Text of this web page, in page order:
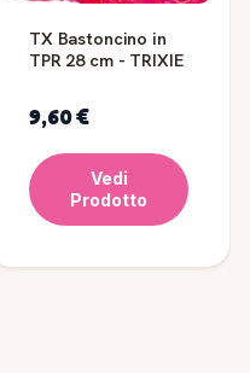
TX Bastoncino in
TPR 28 cm - TRIXIE
9,60 €
Vedi
Prodotto